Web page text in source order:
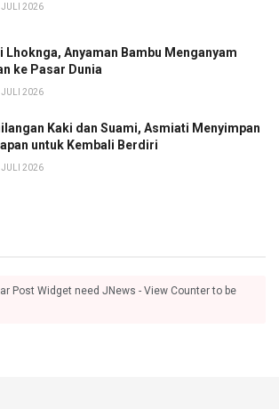
2026
Lhoknga, Anyaman Bambu Menganyam
ke Pasar Dunia
JULI 2026
Kaki dan Suami, Asmiati Menyimpan
untuk Kembali Berdiri
JULI 2026
Post Widget need JNews - View Counter to be